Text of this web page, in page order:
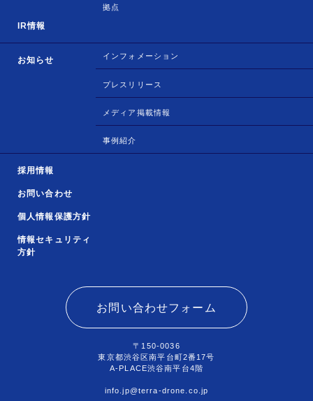
拠点
IR情報
お知らせ インフォメーション
プレスリリース
メディア掲載情報
事例紹介
採用情報
お問い合わせ
個人情報保護方針
情報セキュリティ
方針
お問い合わせフォーム
〒150-0036
東京都渋谷区南平台町2番17号
A-PLACE渋谷南平台4階
info.jp@terra-drone.co.jp